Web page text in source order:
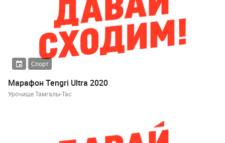
Спорт
Марафон Tengri Ultra 2020
Урочище Тамгалы-Тас